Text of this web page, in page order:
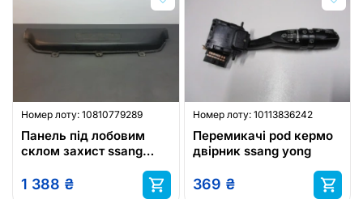
Номер лоту: 10810779289
Панель під лобовим
склом захист ssang
1 388 ₴
Номер лоту: 10113836242
Перемикачі pod кермо
двірник ssang yong
369 ₴